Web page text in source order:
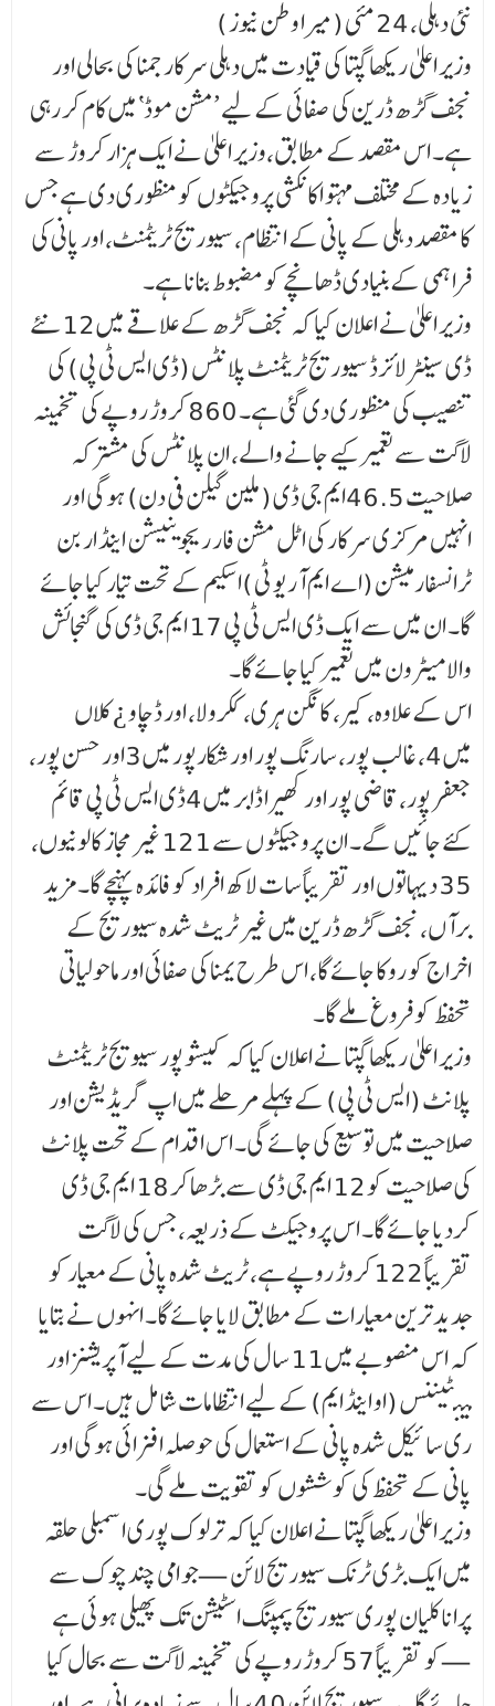
نئی دہلی، 24 مئی (میرا وطن نیوز )
وزیر اعلیٰ ریکھا گپتا کی قیادت میں دہلی سرکار جمنا کی بحالی اور
نجف گڑھ ڈرین کی صفائی کے لیے ’مشن موڈ‘ میں کام کر رہی
ہے۔ اس مقصد کے مطابق،وزیر اعلیٰ نے ایک ہزار کروڑ سے
زیادہ کے مختلف مہتو اکانکشی پروجیکٹوں کو منظوری دی ہے جس
کا مقصد دہلی کے پانی کے انتظام، سیوریج ٹریٹمنٹ، اور پانی کی
فراہمی کے بنیادی ڈھانچے کو مضبوط بنانا ہے۔
وزیر اعلیٰ نے اعلان کیا کہ نجف گڑھ کے علاقے میں 12 نئے
ڈی سینٹرلائزڈ سیوریج ٹریٹمنٹ پلانٹس (ڈی ایس ٹی پی) کی
تنصیب کی منظوری دی گئی ہے۔ 860 کروڑ روپے کی تخمینہ
لاگت سے تعمیر کیے جانے والے، ان پلانٹس کی مشترکہ
صلاحیت 46.5ایم جی ڈی (ملین گیلن فی دن) ہوگی اور
انہیں مرکزی سرکار کی اٹل مشن فار ریجوینیشن اینڈ اربن
ٹرانسفارمیشن (اے ایم آر یو ٹی )اسکیم کے تحت تیار کیا جائے
گا۔ ان میں سے ایک ڈی ایس ٹی پی 17 ایم جی ڈی کی گنجائش
والا میٹرون میں تعمیر کیا جائے گا۔
اس کے علاوہ، کیر، کانگن ہری، ککرولا، اور ڈچاو ¿ کلاں
میں 4، غالب پور، سارنگ پور اور شکارپور میں 3اور حسن پور،
جعفر پور، قاضی پور اور کھیرا ڈابر میں 4ڈی ایس ٹی پی قائم
کئے جائیں گے۔ ان پروجیکٹو ں سے 121 غیر مجاز کالونیوں،
35 دیہاتوں اور تقریباً سات لاکھ افراد کو فائدہ پہنچے گا۔ مزید
برآں، نجف گڑھ ڈرین میں غیر ٹریٹ شدہ سیوریج کے
اخراج کو روکا جائے گا، اس طرح یمنا کی صفائی اور ماحولیاتی
تحفظ کو فروغ ملے گا۔
وزیر اعلیٰ ریکھا گپتا نے اعلان کیا کہ کیشو پور سیویج ٹریٹمنٹ
پلانٹ (ایس ٹی پی) کے پہلے مرحلے میں اپ گریڈیشن اور
صلاحیت میں توسیع کی جائے گی۔ اس اقدام کے تحت پلانٹ
کی صلاحیت کو 12 ایم جی ڈی سے بڑھا کر 18 ایم جی ڈی
کردیا جائے گا۔ اس پروجیکٹ کے ذریعہ، جس کی لاگت
تقریباً 122 کروڑ روپے ہے، ٹریٹ شدہ پانی کے معیار کو
جدید ترین معیارات کے مطابق لایا جائے گا۔ انہوں نے بتایا
کہ اس منصوبے میں 11 سال کی مدت کے لیے آپریشنز اور
مینٹیننس (او اینڈ ایم) کے لیے انتظامات شامل ہیں۔ اس سے
ری سائیکل شدہ پانی کے استعمال کی حوصلہ افزائی ہوگی اور
پانی کے تحفظ کی کوششوں کو تقویت ملے گی۔
وزیر اعلیٰ ریکھا گپتا نے اعلان کیا کہ ترلوک پوری اسمبلی حلقہ
میں ایک بڑی ٹرنک سیوریج لائن — جو امی چند چوک سے
پرانا کلیان پوری سیوریج پمپنگ اسٹیشن تک پھیلی ہوئی ہے
— کو تقریباً 57 کروڑ روپے کی تخمینہ لاگت سے بحال کیا